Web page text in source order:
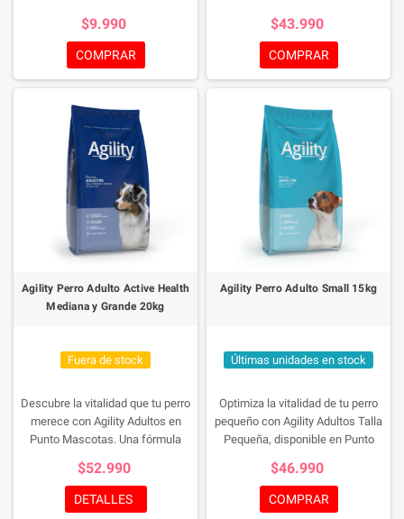
calidad respaldada por la
tecnología Active Health.
ahora y asegura la salud y el
bienestar de tu fiel amigo peludo!
$9.990
COMPRAR
calidad respaldada por la
tecnología Active Health.
ahora y asegura la salud y el
bienestar de tu fiel amigo peludo!
$43.990
COMPRAR
Agility Perro Adulto Active Health
Mediana y Grande 20kg
Fuera de stock
Descubre la vitalidad que tu perro
merece con Agility Adultos en
Punto Mascotas. Una fórmula
calidad respaldada por la
tecnología Active Health.
ahora y asegura la salud y el
$52.990
DETALLES
Agility Perro Adulto Small 15kg
Últimas unidades en stock
Optimiza la vitalidad de tu perro
pequeño con Agility Adultos Talla
Pequeña, disponible en Punto
la tecnología Active Health
asegura niveles óptimos de
energía y vitalidad.¡Dale a tu
$46.990
COMPRAR